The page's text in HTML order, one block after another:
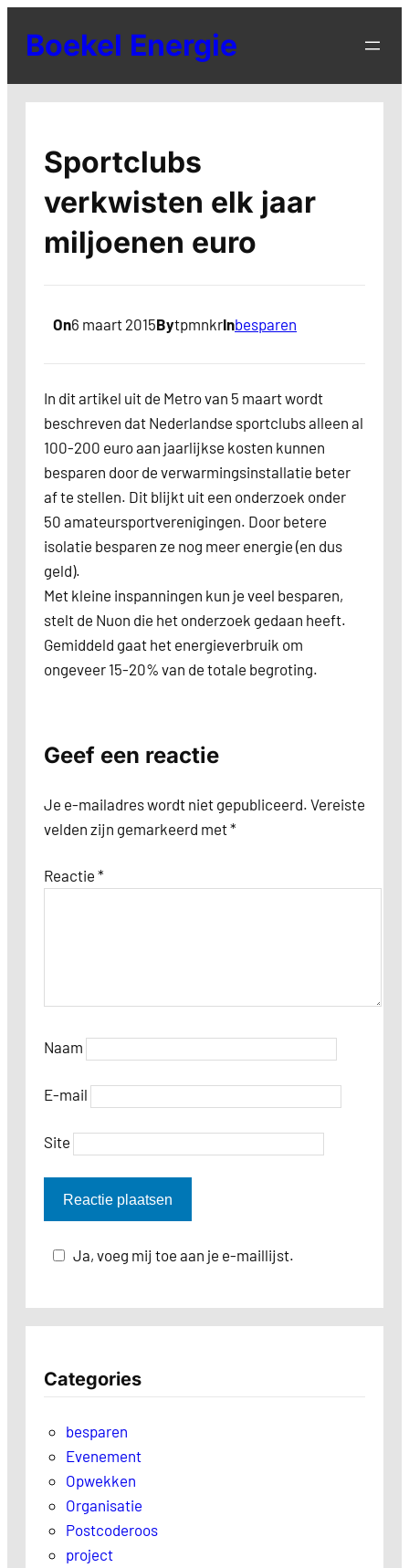
naarBoekel Energie
Sportclubs
verkwisten elk jaar
miljoenen euro
On6 maart 2015BytpmnkrInbesparen
In dit artikel uit de Metro van 5 maart wordt
beschreven dat Nederlandse sportclubs alleen al
100-200 euro aan jaarlijkse kosten kunnen
besparen door de verwarmingsinstallatie beter
af te stellen. Dit blijkt uit een onderzoek onder
50 amateursportverenigingen. Door betere
isolatie besparen ze nog meer energie (en dus
geld).
Met kleine inspanningen kun je veel besparen,
stelt de Nuon die het onderzoek gedaan heeft.
Gemiddeld gaat het energieverbruik om
ongeveer 15-20% van de totale begroting.
Geef een reactie
Je e-mailadres wordt niet gepubliceerd. Vereiste
velden zijn gemarkeerd met*
Reactie *
Naam
E-mail
Site
Ja, voeg mij toe aan je e-maillijst.
Categories
besparen
Evenement
Opwekken
Organisatie
Postcoderoos
project